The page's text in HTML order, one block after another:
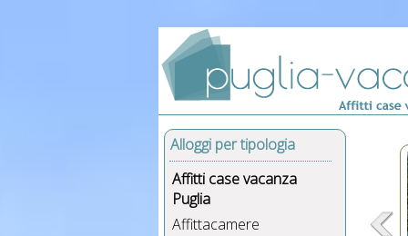
Alloggi per tipologia
Affitti case vacanza
Puglia
Affittacamere